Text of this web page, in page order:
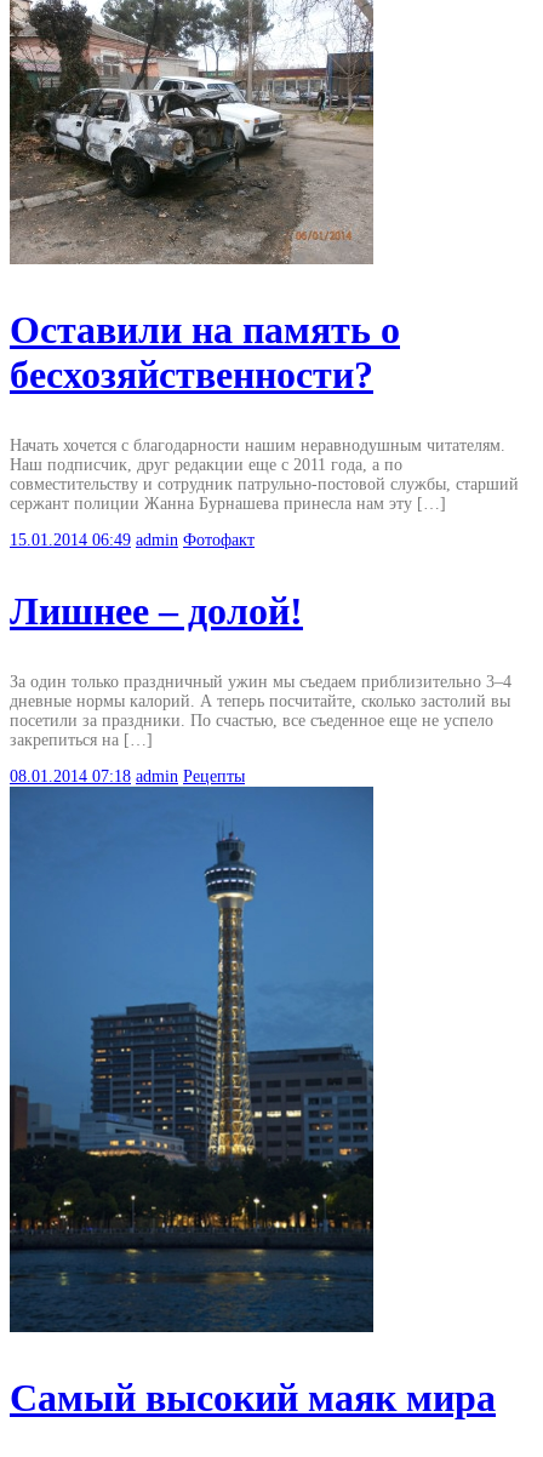
Оставили на память о
бесхозяйственности?
Начать хочется с благодарности нашим неравнодушным читателям.
Наш подписчик, друг редакции еще с 2011 года, а по
совместительству и сотрудник патрульно-постовой службы, старший
сержант полиции Жанна Бурнашева принесла нам эту […]
15.01.2014 06:49 admin Фотофакт
Лишнее – долой!
За один только праздничный ужин мы съедаем приблизительно 3–4
дневные нормы калорий. А теперь посчитайте, сколько застолий вы
посетили за праздники. По счастью, все съеденное еще не успело
закрепиться на […]
08.01.2014 07:18 admin Рецепты
Самый высокий маяк мира